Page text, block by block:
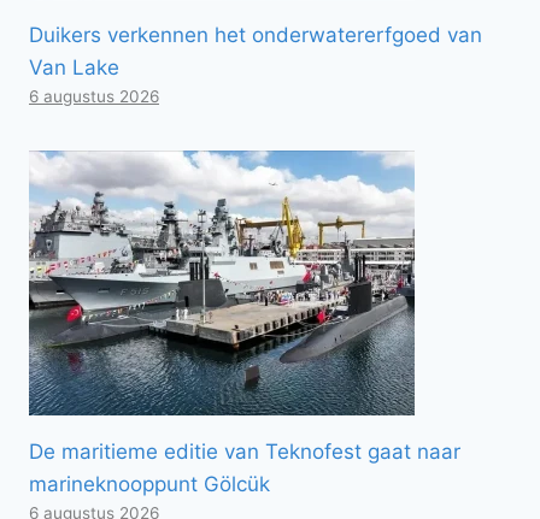
Duikers verkennen het onderwatererfgoed van
Van Lake
6 augustus 2026
De maritieme editie van Teknofest gaat naar
marineknooppunt Gölcük
6 augustus 2026